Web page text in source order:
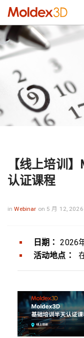
【线上培训
认证课程
inWebinar on 5 月 12, 2026
日期：
2026
活动地点：